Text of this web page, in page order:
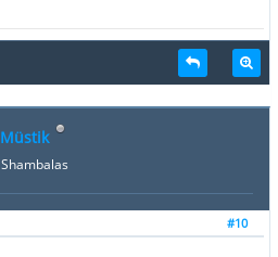
Müstik
Shambalas
#10